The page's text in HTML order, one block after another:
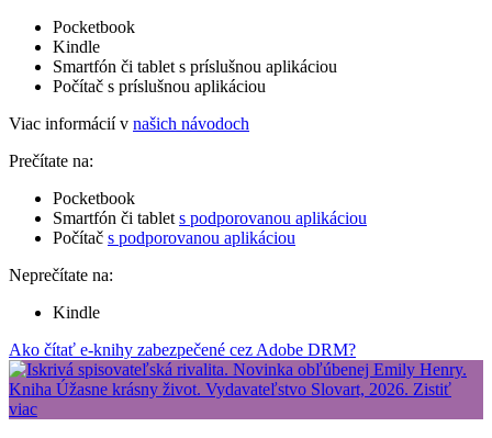
Pocketbook
Kindle
Smartfón či tablet s príslušnou aplikáciou
Počítač s príslušnou aplikáciou
Viac informácií v našich návodoch
Prečítate na:
Pocketbook
Smartfón či tablet s podporovanou aplikáciou
Počítač s podporovanou aplikáciou
Neprečítate na:
Kindle
Ako čítať e-knihy zabezpečené cez Adobe DRM?